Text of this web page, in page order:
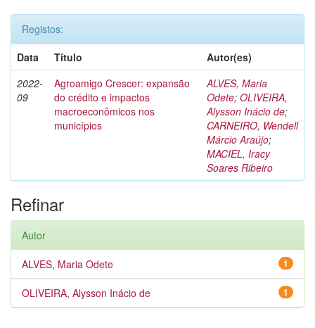
Registos:
Data
Título
Autor(es)
2022-
09
Agroamigo Crescer: expansão
do crédito e impactos
macroeconômicos nos
municípios
ALVES, Maria
Odete; OLIVEIRA,
Alysson Inácio de;
CARNEIRO, Wendell
Márcio Araújo;
MACIEL, Iracy
Soares Ribeiro
Refinar
Autor
1
ALVES, Maria Odete
1
OLIVEIRA, Alysson Inácio de